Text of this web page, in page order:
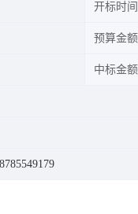
开标时间
预算金额
中标金额